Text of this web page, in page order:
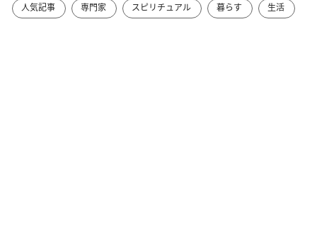
人気記事 専門家 スピリチュアル 暮らす 生活